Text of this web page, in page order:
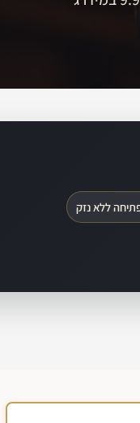
ללא נזק